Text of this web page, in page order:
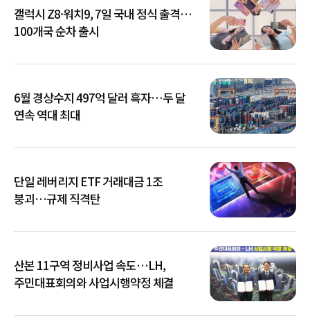
갤럭시 Z8·워치9, 7일 국내 정식 출격…
100개국 순차 출시
6월 경상수지 497억 달러 흑자…두 달
연속 역대 최대
단일 레버리지 ETF 거래대금 1조
붕괴…규제 직격탄
산본 11구역 정비사업 속도…LH,
주민대표회의와 사업시행약정 체결